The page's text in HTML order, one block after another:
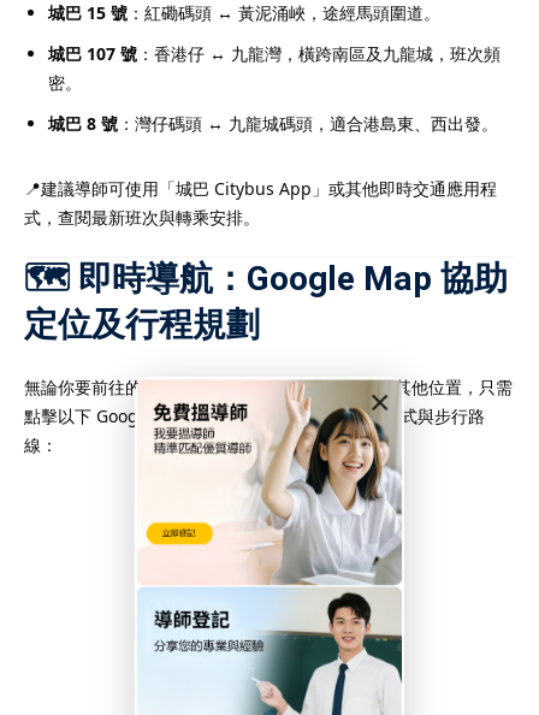
×
城巴 15 號 ：紅磡碼頭 ↔ 黃泥涌峽，途經馬頭圍道。
城巴 107 號 ：香港仔 ↔ 九龍灣，橫跨南區及九龍城，班次頻
密。
城巴 8 號 ：灣仔碼頭 ↔ 九龍城碼頭，適合港島東、西出發。
📍建議導師可使用「城巴 Citybus App」或其他即時交通應用程
式，查閱最新班次與轉乘安排。
🗺️ 即時導航：Google Map 協助
定位及行程規劃
無論你要前往的補習地點位於馬頭圍道、譚公道或其他位置，只需
點擊以下 Google Map 連結，即可查看最佳交通方式與步行路
線：